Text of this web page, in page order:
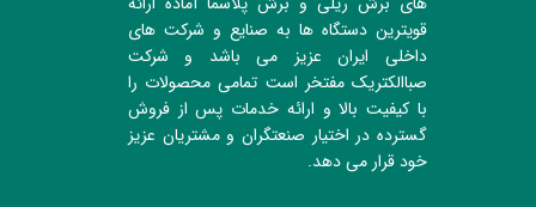
قویترین دستگاه ها به صنایع و شرکت های
داخلی ایران عزیز می باشد و شرکت
صباالکتریک مفتخر است تمامی محصولات را
با کیفیت بالا و ارائه خدمات پس از فروش
گسترده در اختیار صنعتگران و مشتریان عزیز
خود قرار می دهد.